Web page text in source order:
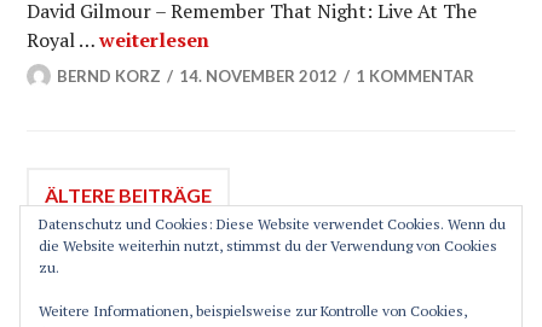
David Gilmour – Remember That Night: Live At The
Royal …Lydische Skala am Bass – Bobbys Bass 12
weiterlesen
BERND KORZ 14. NOVEMBER 2012 1 KOMMENTAR
Beitragsnavigation
ÄLTERE BEITRÄGE
Datenschutz und Cookies: Diese Website verwendet Cookies. Wenn du
die Website weiterhin nutzt, stimmst du der Verwendung von Cookies
zu.
Weitere Informationen, beispielsweise zur Kontrolle von Cookies,